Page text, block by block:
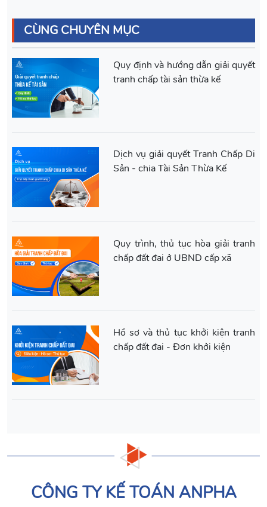
CÙNG CHUYÊN MỤC
Quy định và hướng dẫn giải quyết
tranh chấp tài sản thừa kế
Dịch vụ giải quyết Tranh Chấp Di
Sản - chia Tài Sản Thừa Kế
Quy trình, thủ tục hòa giải tranh
chấp đất đai ở UBND cấp xã
Hồ sơ và thủ tục khởi kiện tranh
chấp đất đai - Đơn khởi kiện
CÔNG TY KẾ TOÁN ANPHA